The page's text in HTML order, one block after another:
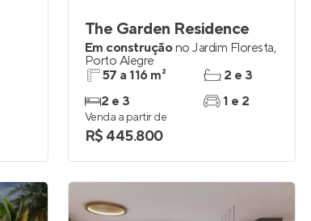
The Garden Residence
Em construçãono Jardim Floresta,
Porto Alegre
57 a 116 m²
2 e 3
2 e 3
1 e 2
Venda a partir de
R$ 445.800